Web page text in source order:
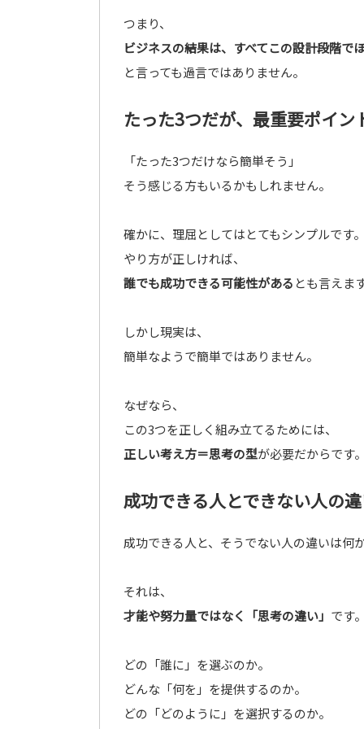
つまり、
ビジネスの結果は、すべてこの設計段階で
と言っても過言ではありません。
たった3つだが、最重要ポイン
「たった3つだけなら簡単そう」
そう感じる方もいるかもしれません。
確かに、理屈としてはとてもシンプルです。
やり方が正しければ、
誰でも成功できる可能性がある とも言えます
しかし現実は、
簡単なようで簡単ではありません。
なぜなら、
この3つを正しく組み立てるためには、
正しい考え方＝思考の型が必要だからです。
成功できる人とできない人の
成功できる人と、そうでない人の違いは何か
それは、
才能や努力量ではなく「思考の違い」 です。
どの「誰に」を選ぶのか。
どんな「何を」を提供するのか。
どの「どのように」を選択するのか。